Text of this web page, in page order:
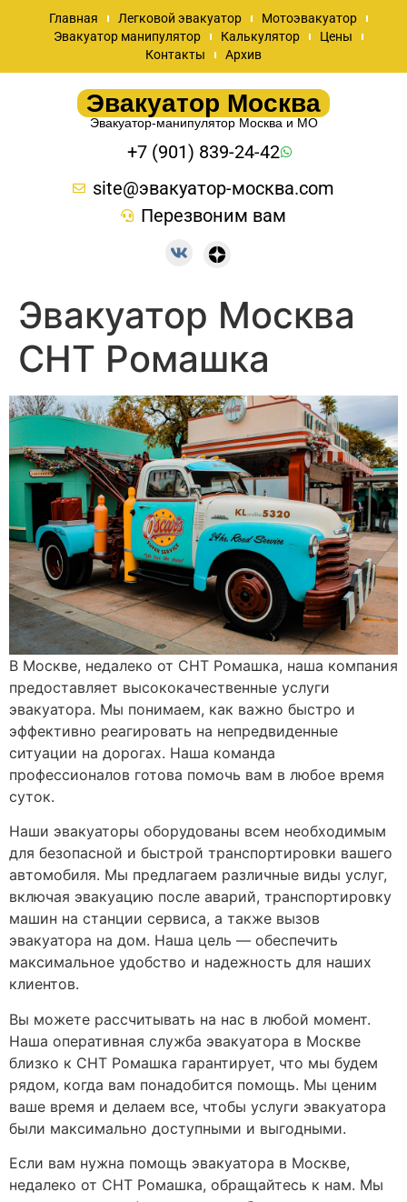
Главная Легковой эвакуатор
Мотоэвакуатор
Эвакуатор манипулятор
Калькулятор
Цены
Контакты
Архив
Эвакуатор Москва
Эвакуатор-манипулятор Москва и МО
+7 (901) 839-24-42
site@эвакуатор-москва.com
Перезвоним вам
Эвакуатор Москва
СНТ Ромашка
В Москве, недалеко от СНТ Ромашка, наша компания
предоставляет высококачественные услуги
эвакуатора. Мы понимаем, как важно быстро и
эффективно реагировать на непредвиденные
ситуации на дорогах. Наша команда
профессионалов готова помочь вам в любое время
суток.
Наши эвакуаторы оборудованы всем необходимым
для безопасной и быстрой транспортировки вашего
автомобиля. Мы предлагаем различные виды услуг,
включая эвакуацию после аварий, транспортировку
машин на станции сервиса, а также вызов
эвакуатора на дом. Наша цель — обеспечить
максимальное удобство и надежность для наших
клиентов.
Вы можете рассчитывать на нас в любой момент.
Наша оперативная служба эвакуатора в Москве
близко к СНТ Ромашка гарантирует, что мы будем
рядом, когда вам понадобится помощь. Мы ценим
ваше время и делаем все, чтобы услуги эвакуатора
были максимально доступными и выгодными.
Если вам нужна помощь эвакуатора в Москве,
недалеко от СНТ Ромашка, обращайтесь к нам. Мы